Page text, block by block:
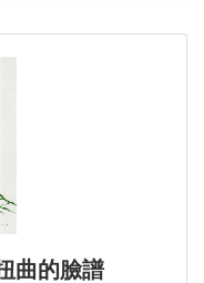
曲的臉譜